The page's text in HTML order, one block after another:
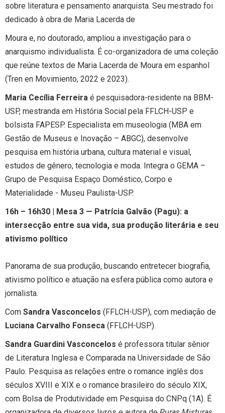
sobre literatura e pensamento anarquista. Seu mestrado foi
dedicado à obra de Maria Lacerda de
Moura e, no doutorado, ampliou a investigação para o
anarquismo individualista. É co-organizadora de uma coleção
que reúne textos de Maria Lacerda de Moura em espanhol
(Tren en Movimiento, 2022 e 2023).
Maria Cecília Ferreira é pesquisadora-residente na BBM-
USP, mestranda em História Social pela FFLCH-USP e
bolsista FAPESP. Especialista em museologia (MBA em
Gestão de Museus e Inovação – ABGC), desenvolve
pesquisa em história urbana, cultura material e visual,
estudos de gênero, tecnologia e moda. Integra o GEMA –
Grupo de Pesquisa Espaço Doméstico, Corpo e
Materialidade - Museu Paulista-USP.
16h – 16h30 | Mesa 3 — Patrícia Galvão (Pagu): a
intersecção entre sua vida, sua produção literária e seu
ativismo político
Panorama de sua produção, buscando entretecer biografia,
ativismo político e atuação na esfera pública como autora e
jornalista.
Com Sandra Vasconcelos (FFLCH-USP), com mediação de
Luciana Carvalho Fonseca (FFLCH-USP).
Sandra Guardini Vasconcelos é professora titular sênior
de Literatura Inglesa e Comparada na Universidade de São
Paulo. Pesquisa as relações entre o romance inglês dos
séculos XVIII e XIX e o romance brasileiro do século XIX,
com Bolsa de Produtividade em Pesquisa do CNPq (1A). É